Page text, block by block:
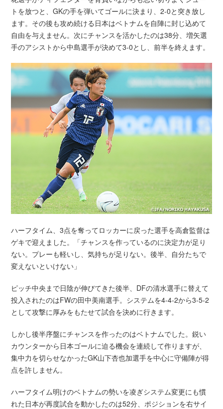
トを放つと、GKの手を弾いてゴールに決まり、2-0と突き放し
ます。その後も攻め続ける日本はベトナムを自陣に封じ込めて
自由を与えません。次にチャンスを活かしたのは38分、増矢選
手のアシストから中島選手が決めて3-0とし、前半を終えます。
ハーフタイム、3点を奪ってロッカーに戻った選手を高倉監督は
ゲキで迎えました。「チャンスを作っているのに決定力が足り
ない。プレーも軽いし、気持ちが足りない。後半、自分たちで
変えないといけない」
ピッチ中央まで日陰が伸びてきた後半、DFの清水選手に替えて
投入されたのはFWの田中美南選手。システムを4-4-2から3-5-2
として攻撃に厚みをもたせて試合を決めに行きます。
しかし後半序盤にチャンスを作ったのはベトナムでした。鋭い
カウンターから日本ゴールに迫る機会を連続して作りますが、
集中力を切らせなかったGK山下杏也加選手を中心に守備陣が得
点を許しません。
ハーフタイム明けのベトナムの勢いを凌ぎシステム変更にも慣
れた日本が再度試合を動かしたのは52分、ポジションを右サイ